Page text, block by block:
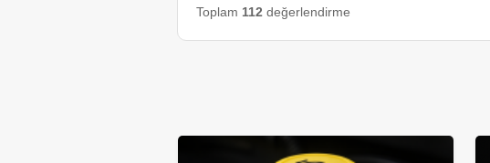
Toplam 112 değerlendirme